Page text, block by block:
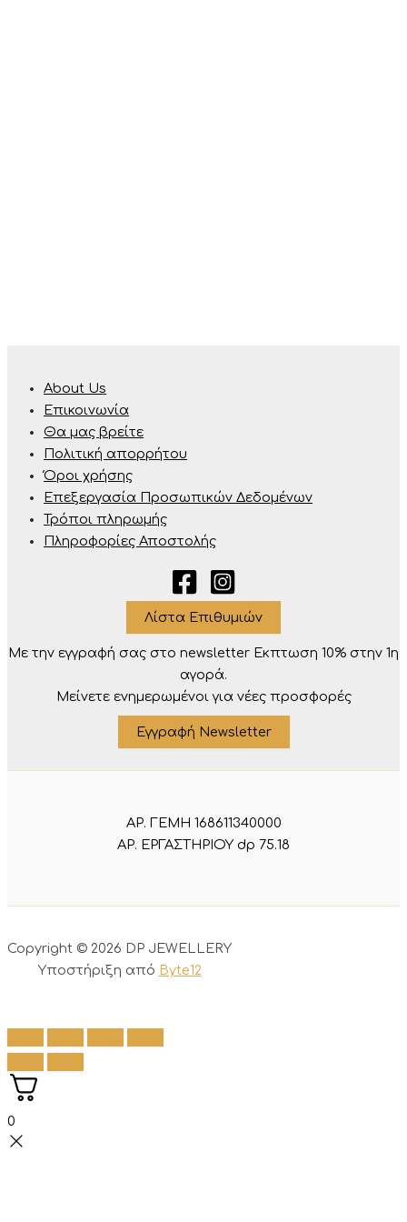
About Us
Επικοινωνία
Θα μας βρείτε
Πολιτική απορρήτου
Όροι χρήσης
Επεξεργασία Προσωπικών Δεδομένων
Τρόποι πληρωμής
Πληροφορίες Αποστολής
Λίστα Επιθυμιών
Με την εγγραφή σας στο newsletter Eκπτωση 10% στην 1η
αγορά.
Μείνετε ενημερωμένοι για νέες προσφορές
Εγγραφή Newsletter
ΑΡ. ΓΕΜΗ 168611340000
ΑΡ. ΕΡΓΑΣΤΗΡΙΟΥ dp 75.18
Copyright © 2026 DP JEWELLERY
Υποστήριξη από Byte12
0